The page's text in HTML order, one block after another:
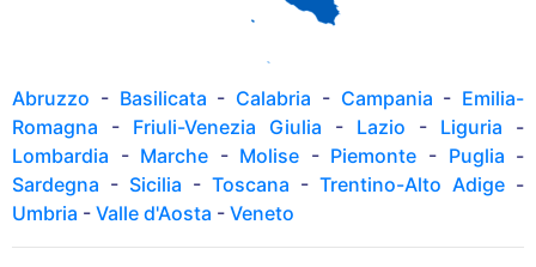
Abruzzo - Basilicata - Calabria - Campania - Emilia-
Romagna - Friuli-Venezia Giulia - Lazio - Liguria -
Lombardia - Marche - Molise - Piemonte - Puglia -
Sardegna - Sicilia - Toscana - Trentino-Alto Adige -
Umbria - Valle d'Aosta - Veneto